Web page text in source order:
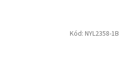
Kód: NYL2358-1B